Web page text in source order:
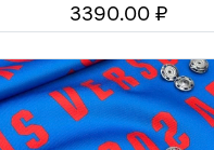
3390.00 ₽